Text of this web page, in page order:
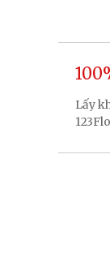
Lấy